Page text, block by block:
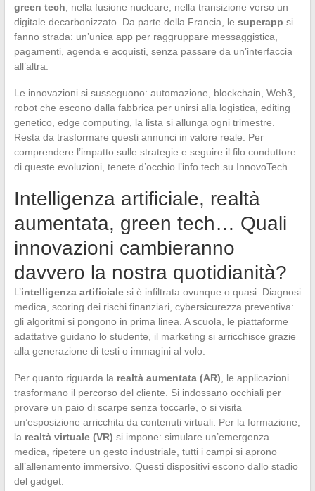
green tech , nella fusione nucleare, nella transizione verso un
digitale decarbonizzato. Da parte della Francia, le superapp si
fanno strada: un’unica app per raggruppare messaggistica,
pagamenti, agenda e acquisti, senza passare da un’interfaccia
all’altra.
Le innovazioni si susseguono: automazione, blockchain, Web3,
robot che escono dalla fabbrica per unirsi alla logistica, editing
genetico, edge computing, la lista si allunga ogni trimestre.
Resta da trasformare questi annunci in valore reale. Per
comprendere l’impatto sulle strategie e seguire il filo conduttore
di queste evoluzioni, tenete d’occhio l’info tech su InnovoTech.
Intelligenza artificiale, realtà
aumentata, green tech… Quali
innovazioni cambieranno
davvero la nostra quotidianità?
L’intelligenza artificialesi è infiltrata ovunque o quasi. Diagnosi
medica, scoring dei rischi finanziari, cybersicurezza preventiva:
gli algoritmi si pongono in prima linea. A scuola, le piattaforme
adattative guidano lo studente, il marketing si arricchisce grazie
alla generazione di testi o immagini al volo.
Per quanto riguarda la realtà aumentata (AR) , le applicazioni
trasformano il percorso del cliente. Si indossano occhiali per
provare un paio di scarpe senza toccarle, o si visita
un’esposizione arricchita da contenuti virtuali. Per la formazione,
la realtà virtuale (VR) si impone: simulare un’emergenza
medica, ripetere un gesto industriale, tutti i campi si aprono
all’allenamento immersivo. Questi dispositivi escono dallo stadio
del gadget.